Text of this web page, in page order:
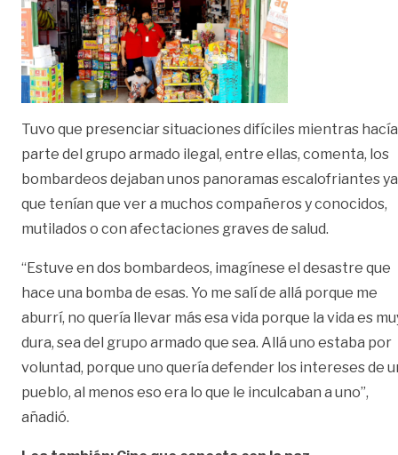
Tuvo que presenciar situaciones difíciles mientras hacía
parte del grupo armado ilegal, entre ellas, comenta, los
bombardeos dejaban unos panoramas escalofriantes ya
que tenían que ver a muchos compañeros y conocidos,
mutilados o con afectaciones graves de salud.
“Estuve en dos bombardeos, imagínese el desastre que
hace una bomba de esas. Yo me salí de allá porque me
aburrí, no quería llevar más esa vida porque la vida es
dura, sea del grupo armado que sea. Allá uno estaba por
voluntad, porque uno quería defender los intereses de
pueblo, al menos eso era lo que le inculcaban a uno”,
añadió.